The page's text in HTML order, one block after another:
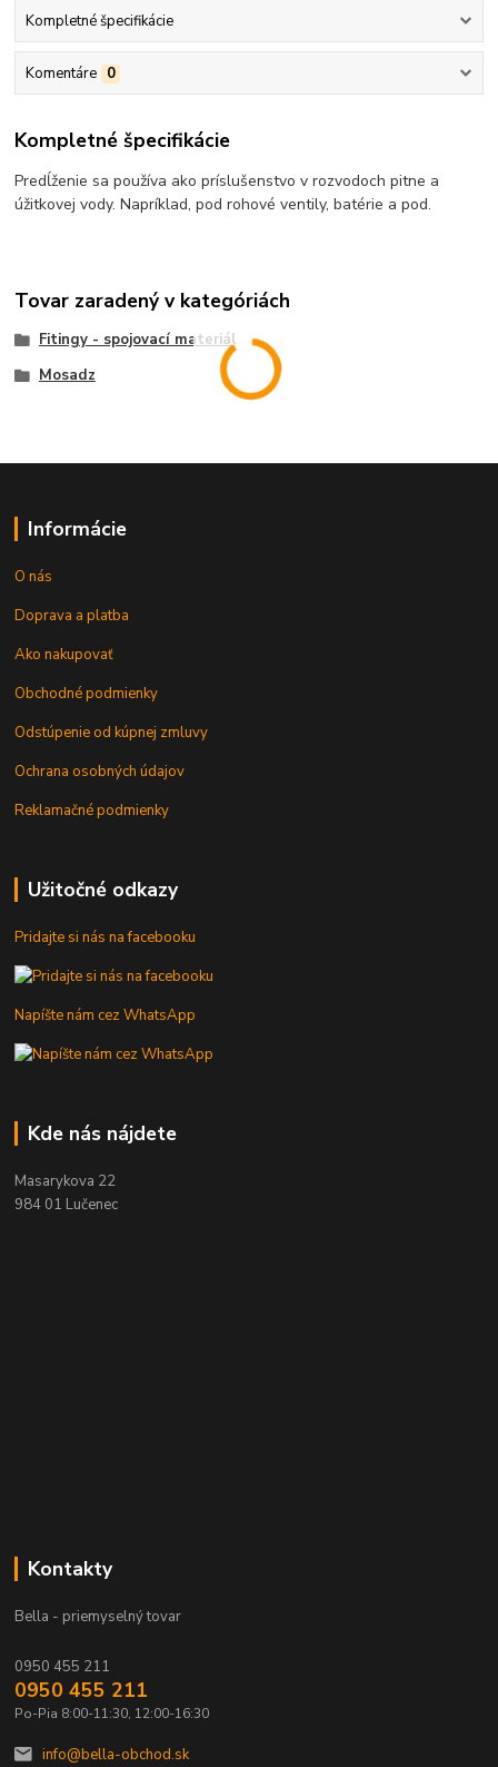
Kompletné špecifikácie
Komentáre 0
Kompletné špecifikácie
Predĺženie sa používa ako príslušenstvo v rozvodoch pitne a
úžitkovej vody. Napríklad, pod rohové ventily, batérie a pod.
Tovar zaradený v kategóriách
Fitingy - spojovací materiál
Mosadz
Informácie
O nás
Doprava a platba
Ako nakupovať
Obchodné podmienky
Odstúpenie od kúpnej zmluvy
Ochrana osobných údajov
Reklamačné podmienky
Užitočné odkazy
Pridajte si nás na facebooku
Napíšte nám cez WhatsApp
Kde nás nájdete
Masarykova 22
984 01 Lučenec
Kontakty
Bella - priemyselný tovar
0950 455 211
0950 455 211
Po-Pia 8:00-11:30, 12:00-16:30
info@bella-obchod.sk